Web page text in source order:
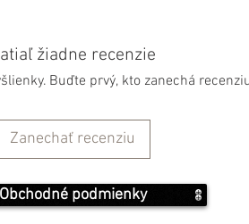
sviečky: 0,53 g
žiadne recenzie
Buďte prvý, kto zanechá
Zanechať recenziu
Obchodné podmienky